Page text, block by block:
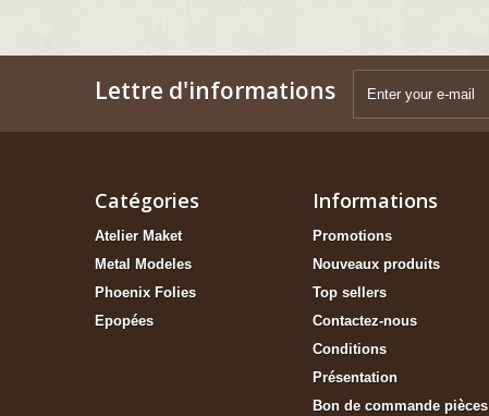
Lettre d'informations
Catégories
Atelier Maket
Metal Modeles
Phoenix Folies
Epopées
Informations
Promotions
Nouveaux produits
Top sellers
Contactez-nous
Conditions
Présentation
Bon de commande pièces